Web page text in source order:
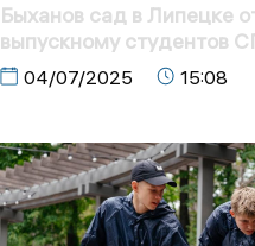
Быханов сад в Липецке
выпускному студентов
04/07/2025 15:08